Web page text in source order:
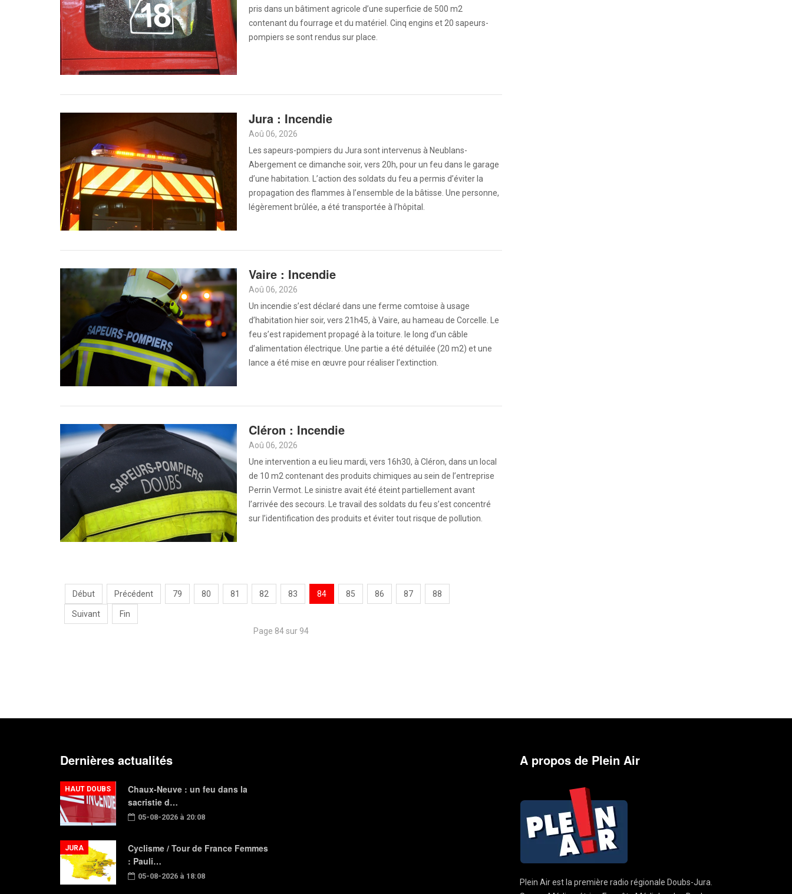
pris dans un bâtiment agricole d’une superficie de 500 m2
contenant du fourrage et du matériel. Cinq engins et 20 sapeurs-
pompiers se sont rendus sur place.
Jura : Incendie
Aoû 06, 2026
Les sapeurs-pompiers du Jura sont intervenus à Neublans-
Abergement ce dimanche soir, vers 20h, pour un feu dans le garage
d’une habitation. L’action des soldats du feu a permis d’éviter la
propagation des flammes à l’ensemble de la bâtisse. Une personne,
légèrement brûlée, a été transportée à l’hôpital.
Vaire : Incendie
Aoû 06, 2026
Un incendie s’est déclaré dans une ferme comtoise à usage
d’habitation hier soir, vers 21h45, à Vaire, au hameau de Corcelle. Le
feu s’est rapidement propagé à la toiture. le long d’un câble
d’alimentation électrique. Une partie a été détuilée (20 m2) et une
lance a été mise en œuvre pour réaliser l’extinction.
Cléron : Incendie
Aoû 06, 2026
Une intervention a eu lieu mardi, vers 16h30, à Cléron, dans un local
de 10 m2 contenant des produits chimiques au sein de l’entreprise
Perrin Vermot. Le sinistre avait été éteint partiellement avant
l’arrivée des secours. Le travail des soldats du feu s’est concentré
sur l’identification des produits et éviter tout risque de pollution.
Début Précédent 79 80 81 82 83 84 85 86 87 88
Suivant
Fin
Page 84 sur 94
Dernières actualités
Chaux-Neuve : un feu dans la
sacristie d…
05-08-2026 à 20:08
HAUT DOUBS
Cyclisme / Tour de France Femmes
: Pauli…
05-08-2026 à 18:08
JURA
A propos de Plein Air
Plein Air est la première radio régionale Doubs-Jura.